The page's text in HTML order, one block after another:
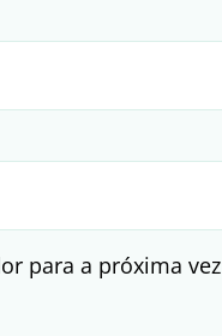
para a próxima